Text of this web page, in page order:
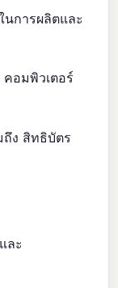
การผลิตและ
อมพิวเตอร์
ง สิทธิบัตร
ละ